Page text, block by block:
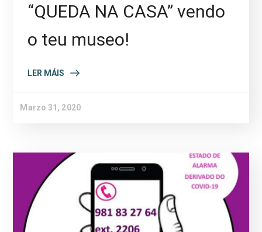
“QUEDA NA CASA” vendo
o teu museo!
LER MÁIS
Marzo 31, 2020